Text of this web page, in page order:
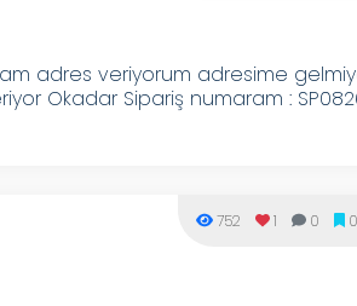
adres veriyorum adresime
Okadar Sipariş numaram :
752 1 0 0